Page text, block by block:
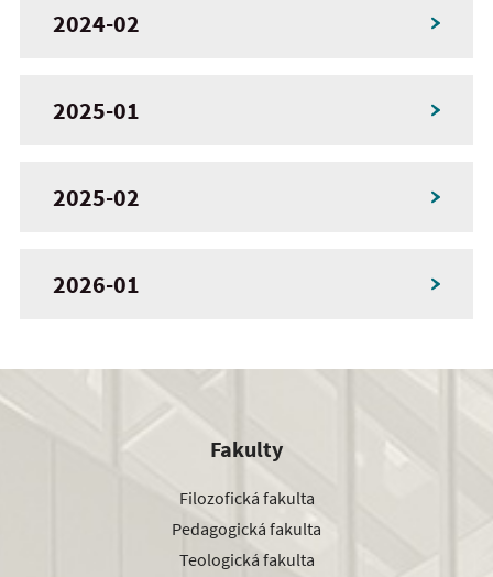
2024-02
2025-01
2025-02
2026-01
Fakulty
Filozofická fakulta
Pedagogická fakulta
Teologická fakulta